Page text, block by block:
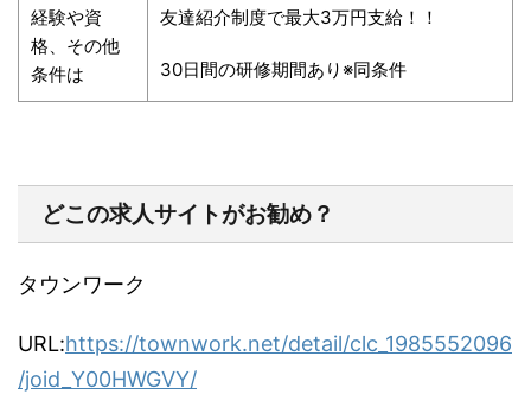
経験や資
格、その他
条件は
友達紹介制度で最大3万円支給！！
30日間の研修期間あり※同条件
どこの求人サイトがお勧め？
タウンワーク
URL:https://townwork.net/detail/clc_1985552096
/joid_Y00HWGVY/